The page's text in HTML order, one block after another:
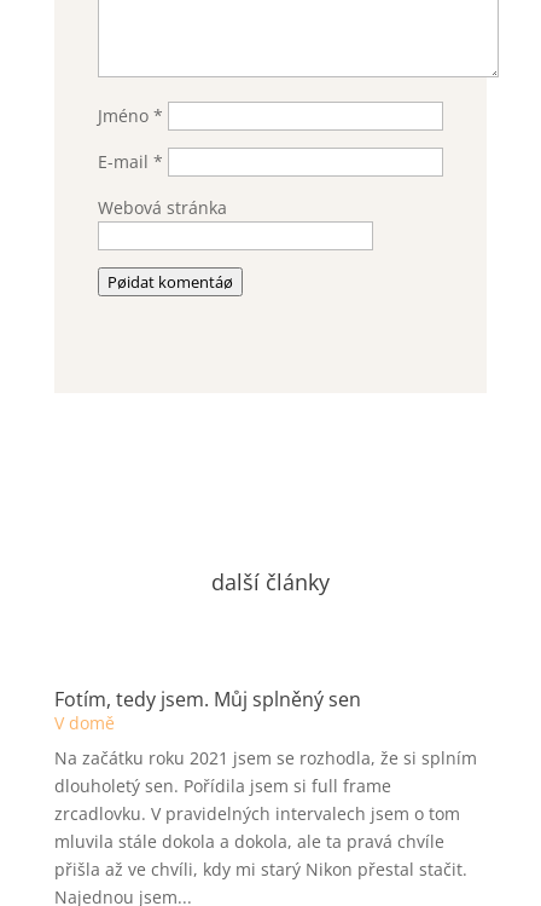
Jméno *
E-mail *
Webová stránka
Pøidat komentáø
další články
Fotím, tedy jsem. Můj splněný sen
V domě
Na začátku roku 2021 jsem se rozhodla, že si splním
dlouholetý sen. Pořídila jsem si full frame
zrcadlovku. V pravidelných intervalech jsem o tom
mluvila stále dokola a dokola, ale ta pravá chvíle
přišla až ve chvíli, kdy mi starý Nikon přestal stačit.
Najednou jsem...